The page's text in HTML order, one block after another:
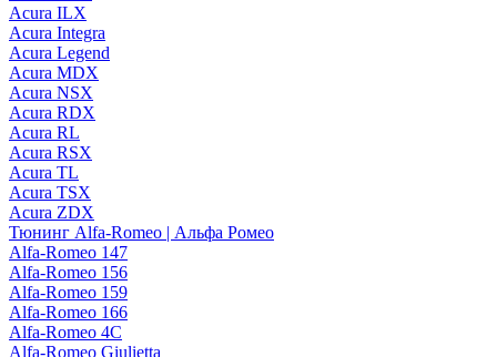
Acura ILX
Acura Integra
Acura Legend
Acura MDX
Acura NSX
Acura RDX
Acura RL
Acura RSX
Acura TL
Acura TSX
Acura ZDX
Тюнинг Alfa-Romeo | Альфа Ромео
Alfa-Romeo 147
Alfa-Romeo 156
Alfa-Romeo 159
Alfa-Romeo 166
Alfa-Romeo 4C
Alfa-Romeo Giulietta